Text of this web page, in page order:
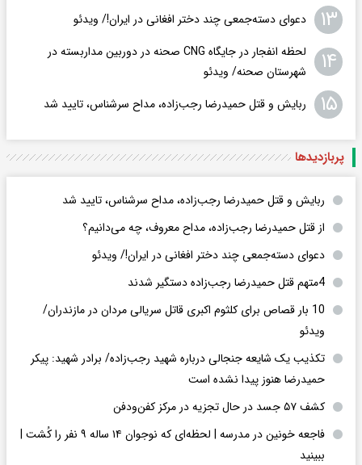
۱۳ دعوای دسته‌جمعی چند دختر افغانی در ایران!/ ویدئو
۱۴
لحظه انفجار در جایگاه CNG صحنه در دوربین مداربسته در
شهرستان صحنه/ ویدئو
۱۵ ربایش و قتل حمیدرضا رجب‌زاده، مداح سرشناس، تایید شد
پربازدید‌ها
ربایش و قتل حمیدرضا رجب‌زاده، مداح سرشناس، تایید شد
از قتل حمیدرضا رجب‌زاده، مداح معروف، چه می‌دانیم؟
دعوای دسته‌جمعی چند دختر افغانی در ایران!/ ویدئو
4متهم قتل حمیدرضا رجب‌زاده دستگیر شدند
10 بار قصاص برای کلثوم اکبری قاتل سریالی مردان در مازندران/
ویدئو
تکذیب یک شایعه جنجالی درباره شهید رجب‌زاده/ برادر شهید: پیکر
حمیدرضا هنوز پیدا نشده است
کشف ۵۷ جسد در حال تجزیه در مرکز کفن‌ودفن
فاجعه خونین در مدرسه | لحظه‌ای که نوجوان ۱۴ ساله ۹ نفر را کُشت |
ببینید